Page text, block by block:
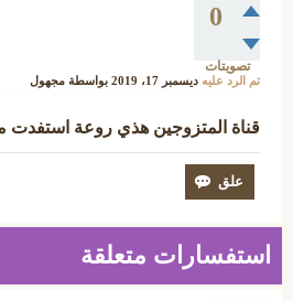
0
تصويتات
تم الرد عليه ديسمبر 17، 2019 بواسطة مجهول
قناة المتزوجين هذي روعة استفدت
استفسارات متعلقة